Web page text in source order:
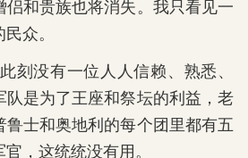
侣和贵族也将消失。我只看见一
众。
刻没有一位人人信赖、熟悉、
队是为了王座和祭坛的利益，老
鲁士和奥地利的每个团里都有五
，这统统没有用。